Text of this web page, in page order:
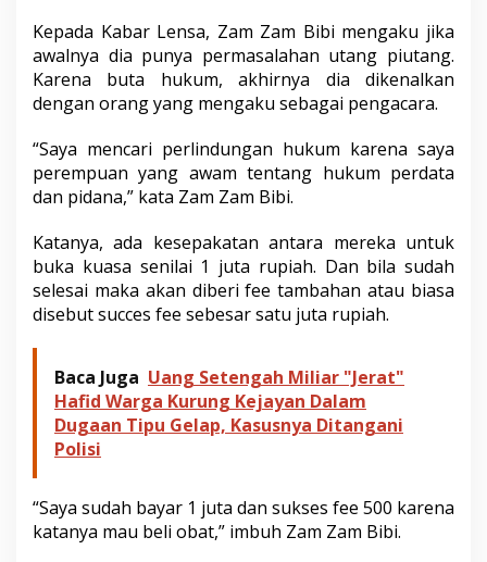
g
a
c
a
r
:
S
a
y
T
u
n
g
g
t
i
k
a
i
k
Kepada Kabar Lensa, Zam Zam Bibi mengaku jika
awalnya dia punya permasalahan utang piutang.
Karena buta hukum, akhirnya dia dikenalkan
dengan orang yang mengaku sebagai pengacara.
“Saya mencari perlindungan hukum karena saya
perempuan yang awam tentang hukum perdata
dan pidana,” kata Zam Zam Bibi.
Katanya, ada kesepakatan antara mereka untuk
buka kuasa senilai 1 juta rupiah. Dan bila sudah
selesai maka akan diberi fee tambahan atau biasa
disebut succes fee sebesar satu juta rupiah.
Baca Juga Uang Setengah Miliar "Jerat"
Hafid Warga Kurung Kejayan Dalam
Dugaan Tipu Gelap, Kasusnya Ditangani
Polisi
“Saya sudah bayar 1 juta dan sukses fee 500 karena
katanya mau beli obat,” imbuh Zam Zam Bibi.